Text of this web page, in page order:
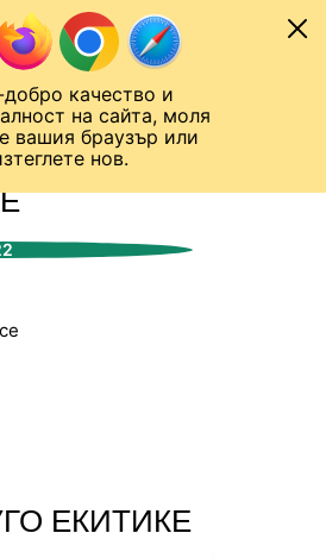
качество и
на сайта, моля
вашия браузър или
нов.
ЕКИТИКЕ